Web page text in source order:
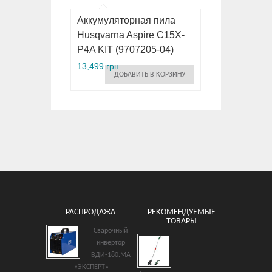
Аккумуляторная пила
Husqvarna Aspire C15X-
P4A KIT (9707205-04)
13,499 грн.
ДОБАВИТЬ В КОРЗИНУ
Бензопила OLEO-Mac GS
350 C
4,550 грн.
РАСПРОДАЖА
Сварочный
инвертор
ВДИ-180.МА
«ЭКСПЕРТ»
РЕКОМЕНДУЕМЫЕ
ТОВАРЫ